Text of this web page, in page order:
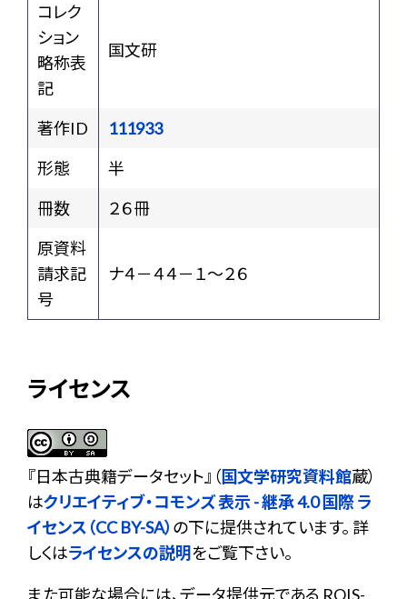
コレク
ション
略称表
記
国文研
著作ID
111933
形態
半
冊数
２６冊
原資料
請求記
号
ナ４－４４－１～２６
ライセンス
『日本古典籍データセット 』（国文学研究資料館蔵）
はクリエイティブ・コモンズ 表示 - 継承 4.0 国際 ラ
イセンス（CC BY-SA） の下に提供されています。 詳
しくはライセンスの説明をご覧下さい。
また可能な場合には、データ提供元である ROIS-